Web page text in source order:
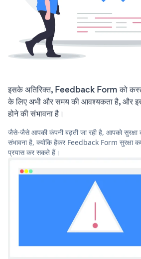
इसके अतिरिक्त, Feedback Form को
के लिए अभी और समय की आवश्यकता है, और
होने की संभावना है।
जैसे-जैसे आपकी कंपनी बढ़ती जा रही है, आपको सुरक्षा
संभावना है, क्योंकि हैकर Feedback Form सुरक्षा
प्रयास कर सकते हैं।